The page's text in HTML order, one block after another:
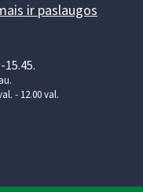
ir paslaugos
15.45.
- 12.00 val.